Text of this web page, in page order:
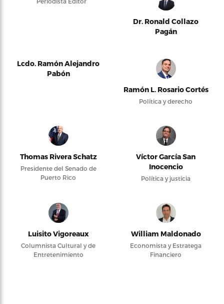
Dr. Ronald Collazo
Pagán
Lcdo. Ramón Alejandro
Pabón
Ramón L. Rosario Cortés
Política y derecho
Thomas Rivera Schatz
Presidente del Senado de
Puerto Rico
Víctor García San
Inocencio
Política y justicia
Luisito Vigoreaux
Columnista Cultural y de
Entretenimiento
William Maldonado
Economista y Estratega
Financiero